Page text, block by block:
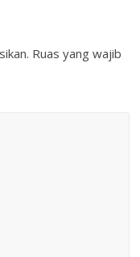
Ruas yang wajib